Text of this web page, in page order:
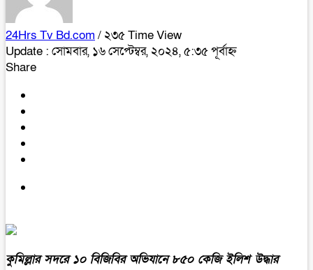
24Hrs Tv Bd.com / ২৩৫ Time View
Update : সোমবার, ১৬ সেপ্টেম্বর, ২০২৪, ৫:৩৫ পূর্বাহ্ন
Share
কুমিল্লার সদরে ১০ বিজিবির অভিযানে ৮৫০ কেজি ইলিশ উদ্ধার